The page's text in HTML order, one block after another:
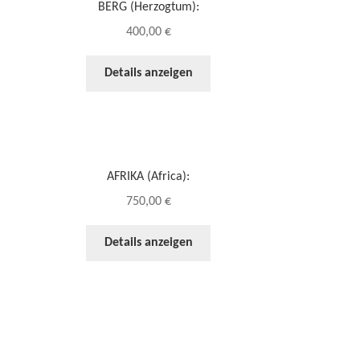
BERG (Herzogtum):
400,00 €
Details anzeigen
AFRIKA (Africa):
750,00 €
Details anzeigen